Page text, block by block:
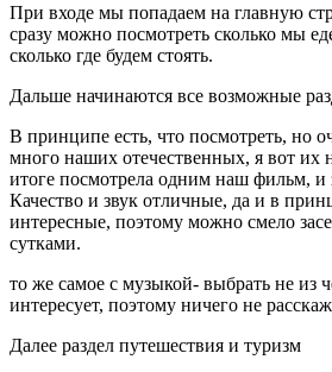
При входе мы попадаем на главную
сразу можно посмотреть сколько мы
сколько где будем стоять.
Дальше начинаются все возможные
В принципе есть, что посмотреть, но
много наших отечественных, я вот их
итоге посмотрела одним наш фильм, и
Качество и звук отличные, да и в
интересные, поэтому можно смело
сутками.
то же самое с музыкой- выбрать не из
интересует, поэтому ничего не
Далее раздел путешествия и туризм